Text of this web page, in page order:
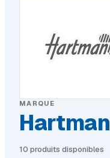
MARQUE
Hartman
10 produits disponibles